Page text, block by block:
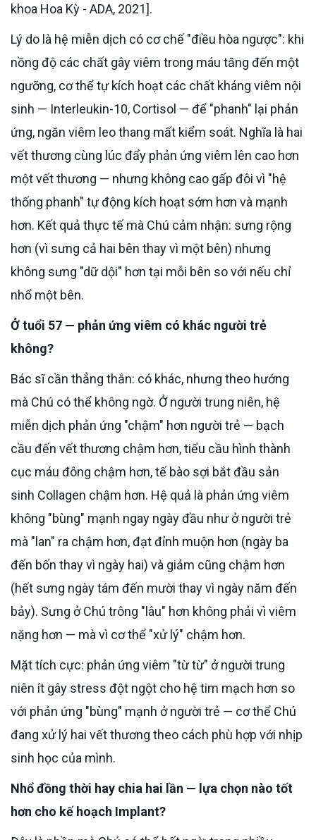
khoa Hoa Kỳ - ADA, 2021].
Lý do là hệ miễn dịch có cơ chế "điều hòa ngược": khi
nồng độ các chất gây viêm trong máu tăng đến một
ngưỡng, cơ thể tự kích hoạt các chất kháng viêm nội
sinh — Interleukin-10, Cortisol — để "phanh" lại phản
ứng, ngăn viêm leo thang mất kiểm soát. Nghĩa là hai
vết thương cùng lúc đẩy phản ứng viêm lên cao hơn
một vết thương — nhưng không cao gấp đôi vì "hệ
thống phanh" tự động kích hoạt sớm hơn và mạnh
hơn. Kết quả thực tế mà Chú cảm nhận: sưng rộng
hơn (vì sưng cả hai bên thay vì một bên) nhưng
không sưng "dữ dội" hơn tại mỗi bên so với nếu chỉ
nhổ một bên.
Ở tuổi 57 — phản ứng viêm có khác người trẻ
không?
Bác sĩ cần thẳng thắn: có khác, nhưng theo hướng
mà Chú có thể không ngờ. Ở người trung niên, hệ
miễn dịch phản ứng "chậm" hơn người trẻ — bạch
cầu đến vết thương chậm hơn, tiểu cầu hình thành
cục máu đông chậm hơn, tế bào sợi bắt đầu sản
sinh Collagen chậm hơn. Hệ quả là phản ứng viêm
không "bùng" mạnh ngay ngày đầu như ở người trẻ
mà "lan" ra chậm hơn, đạt đỉnh muộn hơn (ngày ba
đến bốn thay vì ngày hai) và giảm cũng chậm hơn
(hết sưng ngày tám đến mười thay vì ngày năm đến
bảy). Sưng ở Chú trông "lâu" hơn không phải vì viêm
nặng hơn — mà vì cơ thể "xử lý" chậm hơn.
Mặt tích cực: phản ứng viêm "từ từ" ở người trung
niên ít gây stress đột ngột cho hệ tim mạch hơn so
với phản ứng "bùng" mạnh ở người trẻ — cơ thể Chú
đang xử lý hai vết thương theo cách phù hợp với nhịp
sinh học của mình.
Nhổ đồng thời hay chia hai lần — lựa chọn nào tốt
hơn cho kế hoạch Implant?